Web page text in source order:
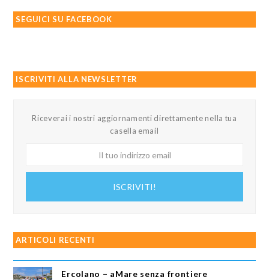
SEGUICI SU FACEBOOK
ISCRIVITI ALLA NEWSLETTER
Riceverai i nostri aggiornamenti direttamente nella tua
casella email
ISCRIVITI!
ARTICOLI RECENTI
Ercolano – aMare senza frontiere